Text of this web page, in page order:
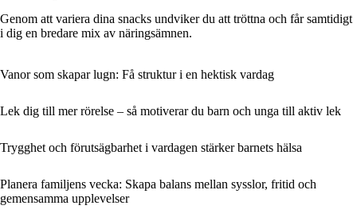
Genom att variera dina snacks undviker du att tröttna och får samtidigt
i dig en bredare mix av näringsämnen.
Vanor som skapar lugn: Få struktur i en hektisk vardag
Lek dig till mer rörelse – så motiverar du barn och unga till aktiv lek
Trygghet och förutsägbarhet i vardagen stärker barnets hälsa
Planera familjens vecka: Skapa balans mellan sysslor, fritid och
gemensamma upplevelser